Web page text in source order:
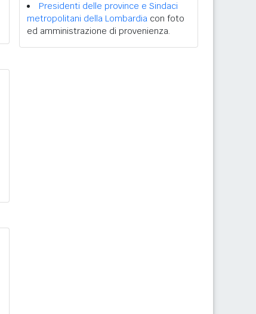
Presidenti delle province e Sindaci
metropolitani della Lombardia con foto
ed amministrazione di provenienza.